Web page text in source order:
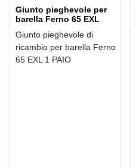
Giunto pieghevole per
barella Ferno 65 EXL
Giunto pieghevole di
ricambio per barella Ferno
65 EXL 1 PAIO